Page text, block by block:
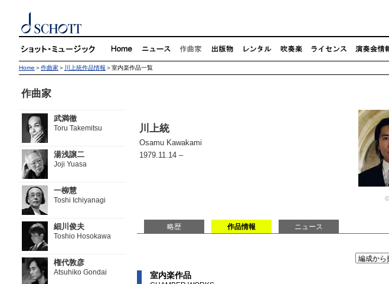
Home ＞作曲家＞ 川上統作品情報 ＞室内楽作品一覧
作曲家
武満徹
Toru Takemitsu
湯浅譲二
Joji Yuasa
一柳慧
Toshi Ichiyanagi
細川俊夫
Toshio Hosokawa
権代敦彦
Atsuhiko Gondai
川上統
Osamu Kawakami
1979.11.14 –
略歴 作品情報 ニュース
室内楽作品